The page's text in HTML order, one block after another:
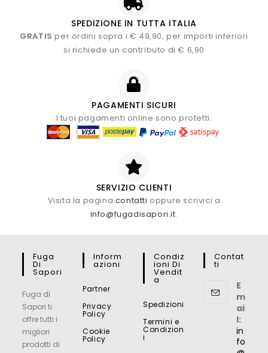
SPEDIZIONE IN TUTTA ITALIA
GRATIS per ordini sopra i € 49,90, per importi inferiori
si richiede un contributo di € 6,90
PAGAMENTI SICURI
I tuoi pagamenti online sono protetti.
SERVIZIO CLIENTI
Visita la pagina contatti oppure scrivici a
info@fugadisapori.it.
Fuga
Di
Sapori
Fuga di
Sapori ti
offre tutti i
migliori
prodotti di
Inform
Azioni
Partner
Privacy
Policy
Cookie
Policy
Condiz
Ioni Di
Vendit
A
Spedizioni
Termini e
Condizion
i
Contat
Ti
E
m
ai
l:
in
fo